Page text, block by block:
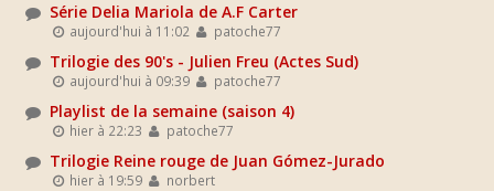
Série Delia Mariola de A.F Carter
aujourd'hui à 11:02 patoche77
Trilogie des 90's - Julien Freu (Actes Sud)
aujourd'hui à 09:39 patoche77
Playlist de la semaine (saison 4)
hier à 22:23 patoche77
Trilogie Reine rouge de Juan Gómez-Jurado
hier à 19:59 norbert